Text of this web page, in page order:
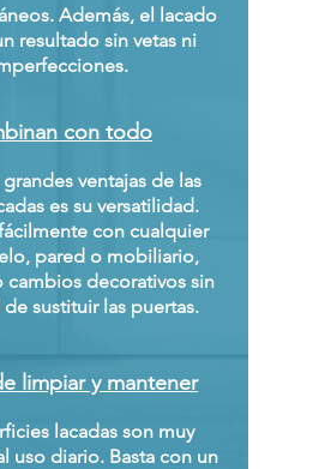
Además, el lacado
resultado sin vetas ni
con todo
ventajas de las
es su versatilidad.
con cualquier
pared o mobiliario,
decorativos sin
sustituir las puertas.
limpiar y mantener
lacadas son muy
uso diario. Basta con un